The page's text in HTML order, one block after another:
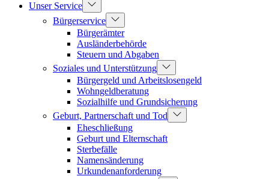
Unser Service
Bürgerservice
Bürgerämter
Ausländerbehörde
Steuern und Abgaben
Soziales und Unterstützung
Bürgergeld und Arbeitslosengeld
Wohngeldberatung
Sozialhilfe und Grundsicherung
Geburt, Partnerschaft und Tod
Eheschließung
Geburt und Elternschaft
Sterbefälle
Namensänderung
Urkundenanforderung